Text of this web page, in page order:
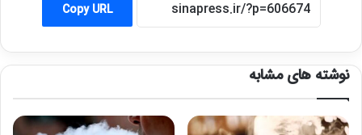
Copy URL
نوشته های مشابه